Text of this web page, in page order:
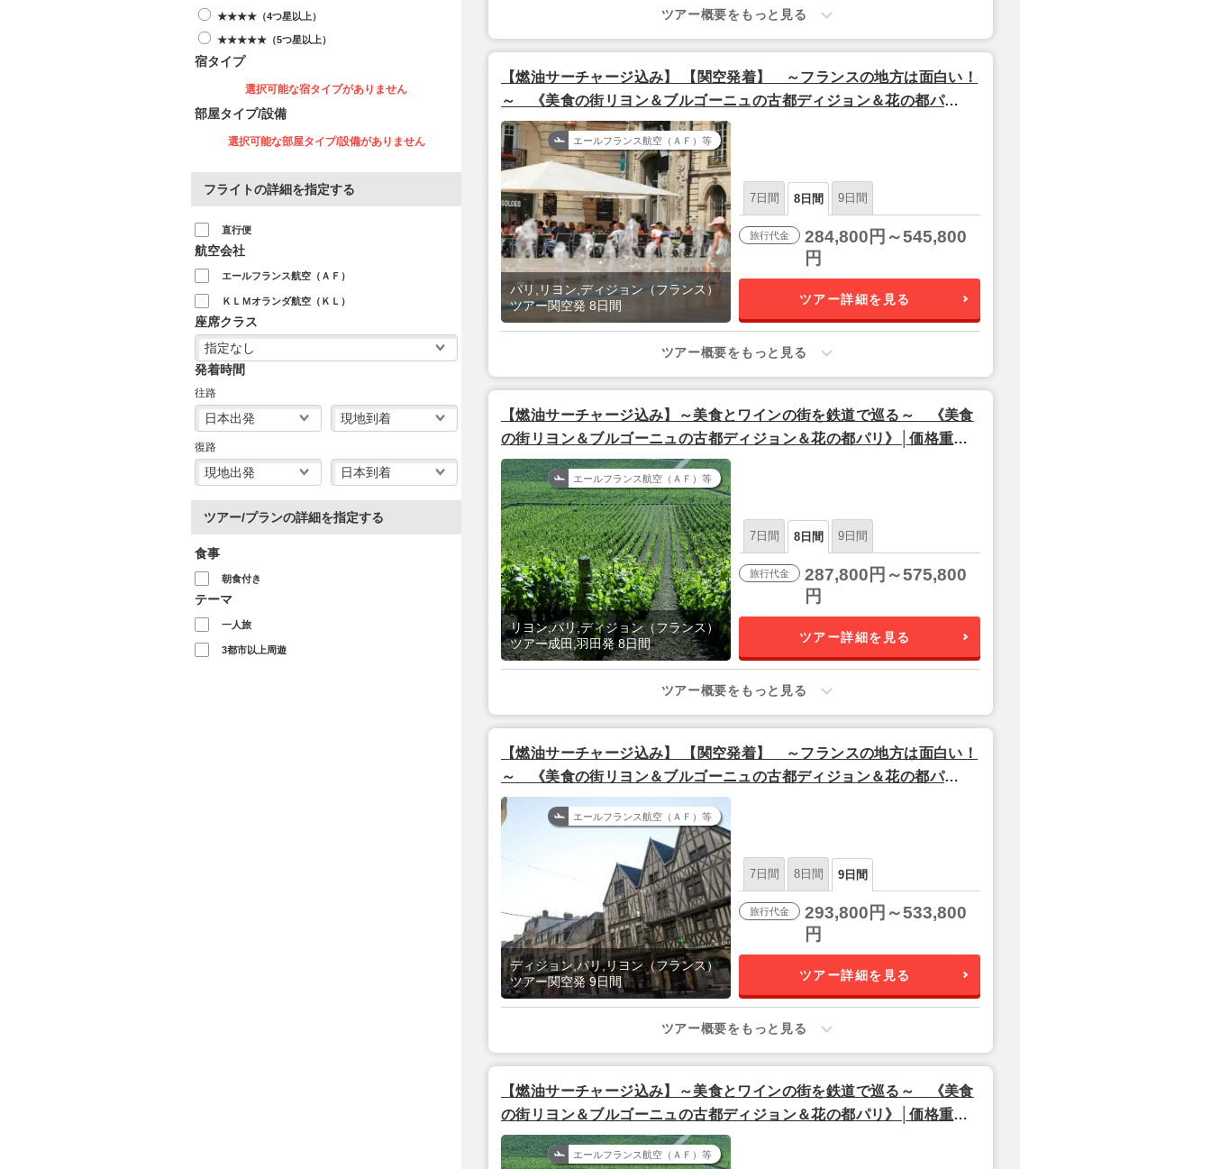
★★★★（4つ星以上）
★★★★★（5つ星以上）
宿タイプ
選択可能な宿タイプがありません
部屋タイプ/設備
選択可能な部屋タイプ/設備がありません
フライトの詳細を指定する
直行便
航空会社
エールフランス航空（ＡＦ）
ＫＬＭオランダ航空（ＫＬ）
座席クラス
発着時間
往路
復路
ツアー/プランの詳細を指定する
食事
朝食付き
テーマ
一人旅
3都市以上周遊
ツアー概要をもっと見る
【燃油サーチャージ込み】 【関空発着】 ～フランスの地方は面白い！
～ 《美食の街リヨン＆ブルゴーニュの古都ディジョン＆花の都パ
リ》 鉄道で巡るフランス3都市 6泊8日
パリ,リヨン,ディジョン（フランス）
ツアー関空発 8日間
エールフランス航空（ＡＦ）等
7日間 8日間 9日間
旅行代金
284,800円～545,800
円
ツアー詳細を見る
ツアー概要をもっと見る
【燃油サーチャージ込み】～美食とワインの街を鉄道で巡る～ 《美食
の街リヨン＆ブルゴーニュの古都ディジョン＆花の都パリ》│価格重ホ
テル泊 フランス３都市 6泊8日間│
リヨン,パリ,ディジョン（フランス）
ツアー成田,羽田発 8日間
エールフランス航空（ＡＦ）等
7日間 8日間 9日間
旅行代金
287,800円～575,800
円
ツアー詳細を見る
ツアー概要をもっと見る
【燃油サーチャージ込み】 【関空発着】 ～フランスの地方は面白い！
～ 《美食の街リヨン＆ブルゴーニュの古都ディジョン＆花の都パ
リ》 鉄道で巡るフランス3都市 7泊9日
ディジョン,パリ,リヨン（フランス）
ツアー関空発 9日間
エールフランス航空（ＡＦ）等
7日間 8日間 9日間
旅行代金
293,800円～533,800
円
ツアー詳細を見る
ツアー概要をもっと見る
【燃油サーチャージ込み】～美食とワインの街を鉄道で巡る～ 《美食
の街リヨン＆ブルゴーニュの古都ディジョン＆花の都パリ》│価格重ホ
テル泊 フランス３都市 7泊9日間│
エールフランス航空（ＡＦ）等